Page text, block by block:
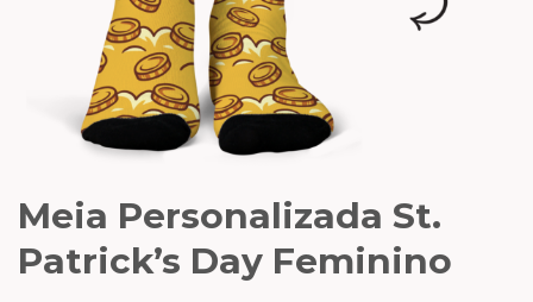
Meia Personalizada St.
Patrick’s Day Feminino